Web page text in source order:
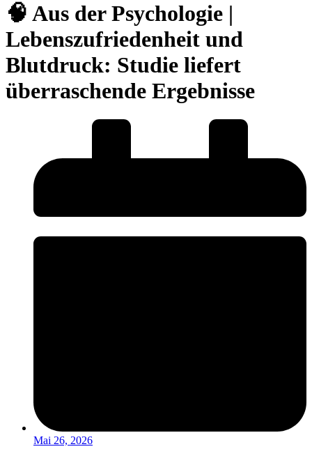
🧠 Aus der Psychologie |
Lebenszufriedenheit und
Blutdruck: Studie liefert
überraschende Ergebnisse
Mai 26, 2026